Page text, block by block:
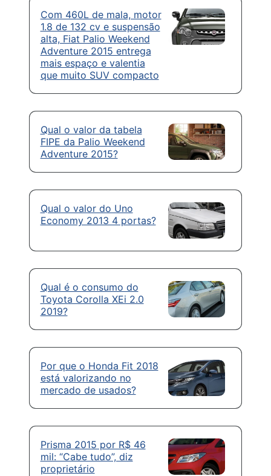
Com 460L de mala, motor
1.8 de 132 cv e suspensão
alta, Fiat Palio Weekend
Adventure 2015 entrega
mais espaço e valentia
que muito SUV compacto
Qual o valor da tabela
FIPE da Palio Weekend
Adventure 2015?
Qual o valor do Uno
Economy 2013 4 portas?
Qual é o consumo do
Toyota Corolla XEi 2.0
2019?
Por que o Honda Fit 2018
está valorizando no
mercado de usados?
Prisma 2015 por R$ 46
mil: “Cabe tudo”, diz
proprietário